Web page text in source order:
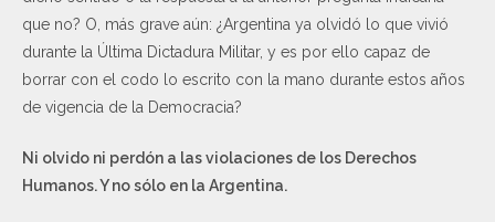
que no? O, más grave aún: ¿Argentina ya olvidó lo que vivió
durante la Última Dictadura Militar, y es por ello capaz de
borrar con el codo lo escrito con la mano durante estos años
de vigencia de la Democracia?
Ni olvido ni perdón a las violaciones de los Derechos
Humanos. Y no sólo en la Argentina.